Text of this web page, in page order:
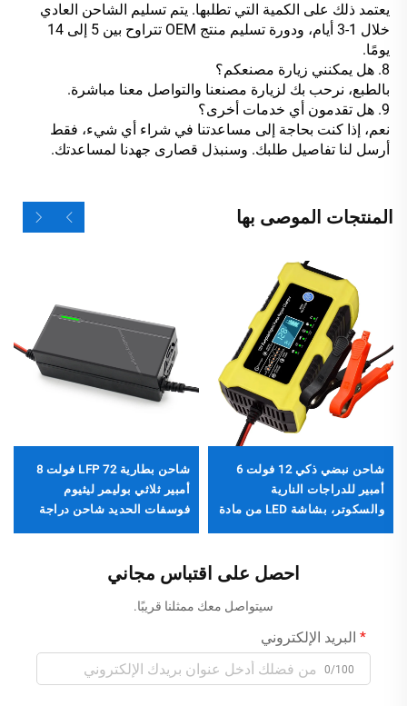
يعتمد ذلك على الكمية التي تطلبها. يتم تسليم الشاحن العادي
خلال 1-3 أيام، ودورة تسليم منتج OEM تتراوح بين 5 إلى 14
يومًا.
8. هل يمكنني زيارة مصنعكم؟
بالطبع، نرحب بك لزيارة مصنعنا والتواصل معنا مباشرة.
9. هل تقدمون أي خدمات أخرى؟
نعم، إذا كنت بحاجة إلى مساعدتنا في شراء أي شيء، فقط
أرسل لنا تفاصيل طلبك. وسنبذل قصارى جهدنا لمساعدتك.
المنتجات الموصى بها
شاحن نبضي ذكي 12 فولت 6
أمبير للدراجات النارية
والسكوتر، بشاشة LED من مادة
المتحدة/المملكة المتحدة،
شاحن بطارية LFP 72 فولت 8
أمبير ثلاثي بوليمر ليثيوم
فوسفات الحديد شاحن دراجة
فولت
احصل على اقتباس مجاني
سيتواصل معك ممثلنا قريبًا.
البريد الإلكتروني
0/100